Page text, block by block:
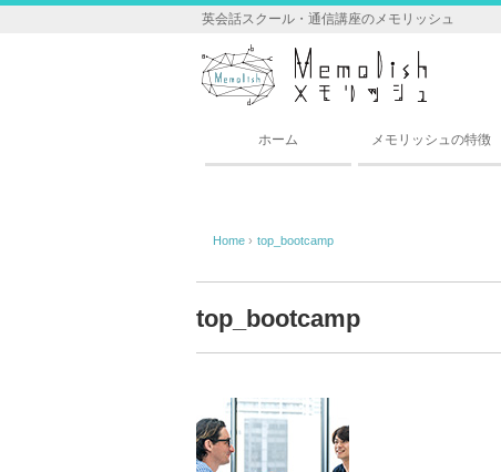
英会話スクール・通信講座のメモリッシュ
ホーム メモリッシュの特徴
Home › top_bootcamp
top_bootcamp